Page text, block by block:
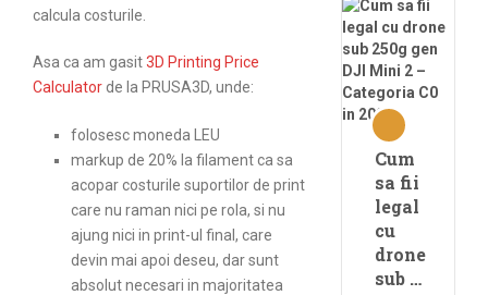
calcula costurile.
Asa ca am gasit3D Printing Price
Calculator de la PRUSA3D, unde:
folosesc moneda LEU
markup de 20% la filament ca sa
acopar costurile suportilor de print
care nu raman nici pe rola, si nu
ajung nici in print-ul final, care
devin mai apoi deseu, dar sunt
absolut necesari in majoritatea
Cum
sa fii
legal
cu
drone
sub …